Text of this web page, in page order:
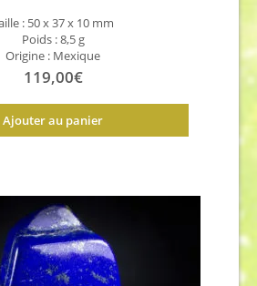
: 50 x 37 x 10 mm
Poids : 8,5 g
Origine : Mexique
119,00€
Ajouter au panier